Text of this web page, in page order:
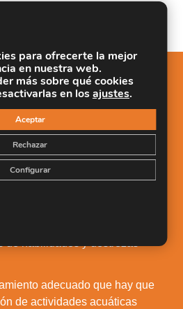
los objetivos de la natación
para cada una de las fases
adecuado que hay que
de actividades acuáticas
para ofrecerte la mejor
en nuestra web.
más sobre qué cookies
en losajustes.
Aceptar
Rechazar
Configurar